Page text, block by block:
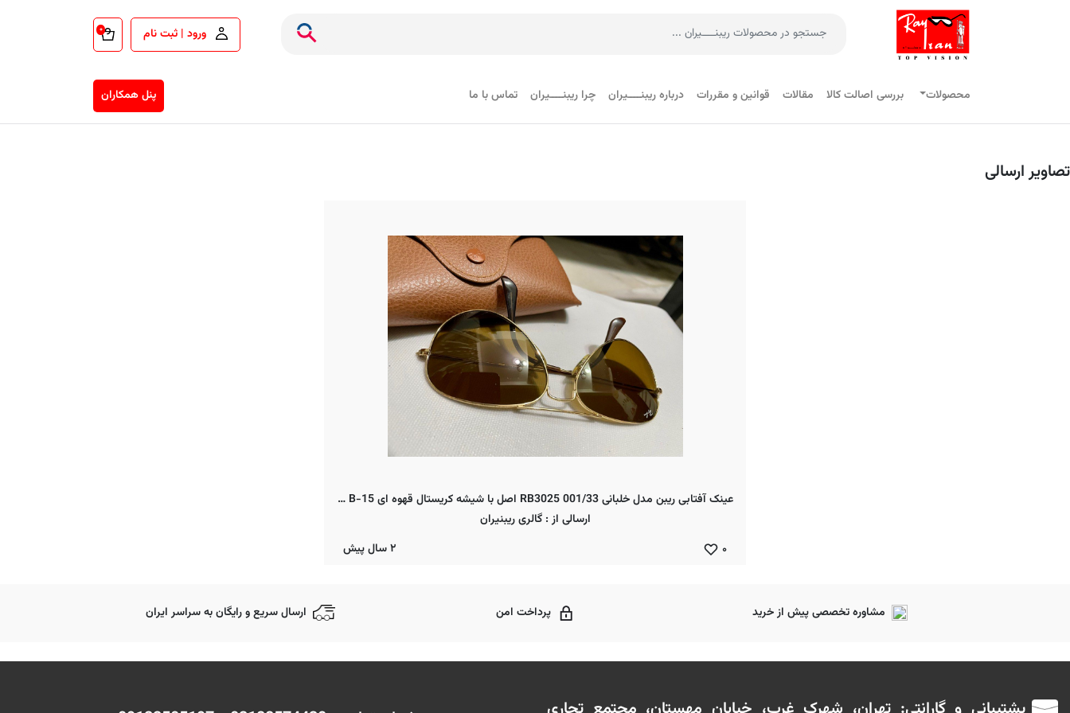
ورود | ثبت نام ۰
محصولات بررسی اصالت کالا مقالات قوانین و مقررات درباره ریبنــــیران چرا ریبنــــیران تماس با ما پنل همکاران
تصاویر ارسالی
عینک آفتابی ریبن مدل خلبانی RB3025 001/33 اصل با شیشه کریستال قهوه ای B-15 AVIATOR RB3025 001/33 B-15
ارسالی از : گالری ریبنیران
۰
۲ سال پیش
مشاوره تخصصی پیش از خرید پرداخت امن ارسال سریع و رایگان به سراسر ایران